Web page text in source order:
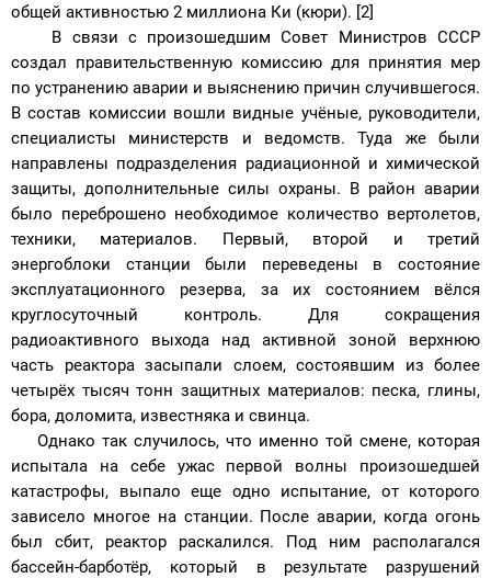
общей активностью 2 миллиона Ки (кюри). [2]
В связи с произошедшим Совет Министров СССР
создал правительственную комиссию для принятия мер
по устранению аварии и выяснению причин случившегося.
В состав комиссии вошли видные учёные, руководители,
специалисты министерств и ведомств. Туда же были
направлены подразделения радиационной и химической
защиты, дополнительные силы охраны. В район аварии
было переброшено необходимое количество вертолетов,
техники, материалов. Первый, второй и третий
энергоблоки станции были переведены в состояние
эксплуатационного резерва, за их состоянием вёлся
круглосуточный контроль. Для сокращения
радиоактивного выхода над активной зоной верхнюю
часть реактора засыпали слоем, состоявшим из более
четырёх тысяч тонн защитных материалов: песка, глины,
бора, доломита, известняка и свинца.
Однако так случилось, что именно той смене, которая
испытала на себе ужас первой волны произошедшей
катастрофы, выпало еще одно испытание, от которого
зависело многое на станции. После аварии, когда огонь
был сбит, реактор раскалился. Под ним располагался
бассейн-барботёр, который в результате разрушений